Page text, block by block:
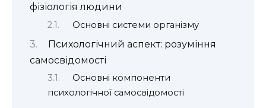
фізіологія людини
Основні системи організму
Психологічний аспект: розуміння
самосвідомості
Основні компоненти
психологічної самосвідомості